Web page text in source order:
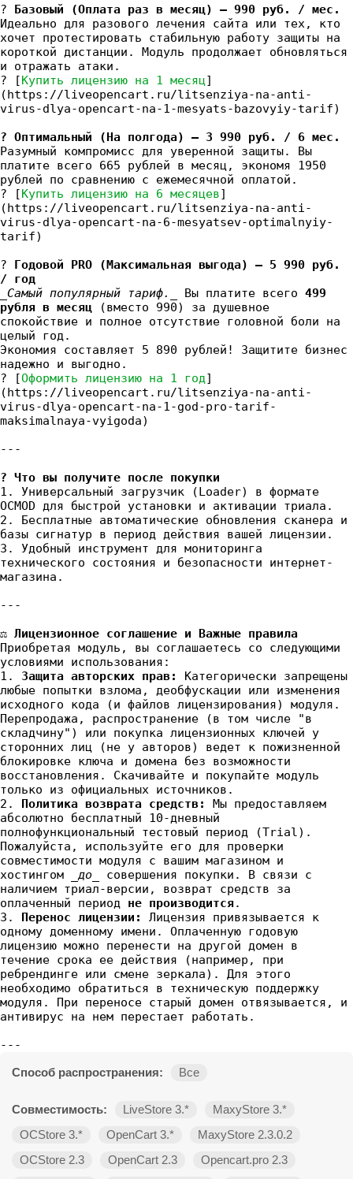
? Базовый (Оплата раз в месяц) — 990 руб. / мес.
Идеально для разового лечения сайта или тех, кто
хочет протестировать стабильную работу защиты на
короткой дистанции. Модуль продолжает обновляться
и отражать атаки.
? [Купить лицензию на 1 месяц]
(https://liveopencart.ru/litsenziya-na-anti-
virus-dlya-opencart-na-1-mesyats-bazovyiy-tarif)
? Оптимальный (На полгода) — 3 990 руб. / 6 мес.
Разумный компромисс для уверенной защиты. Вы
платите всего 665 рублей в месяц, экономя 1950
рублей по сравнению с ежемесячной оплатой.
? [Купить лицензию на 6 месяцев]
(https://liveopencart.ru/litsenziya-na-anti-
virus-dlya-opencart-na-6-mesyatsev-optimalnyiy-
tarif)
? Годовой PRO (Максимальная выгода) — 5 990 руб.
/ год
_Самый популярный тариф._
Вы платите всего 499
рубля в месяц (вместо 990) за душевное
спокойствие и полное отсутствие головной боли на
целый год.
Экономия составляет 5 890 рублей! Защитите бизнес
надежно и выгодно.
? [Оформить лицензию на 1 год]
(https://liveopencart.ru/litsenziya-na-anti-
virus-dlya-opencart-na-1-god-pro-tarif-
maksimalnaya-vyigoda)
---
? Что вы получите после покупки
1. Универсальный загрузчик (Loader) в формате
OCMOD для быстрой установки и активации триала.
2. Бесплатные автоматические обновления сканера и
базы сигнатур в период действия вашей лицензии.
3. Удобный инструмент для мониторинга
технического состояния и безопасности интернет-
магазина.
---
⚖️ Лицензионное соглашение и Важные правила
Приобретая модуль, вы соглашаетесь со следующими
условиями использования:
1. Защита авторских прав:
Категорически запрещены
любые попытки взлома, деобфускации или изменения
исходного кода (и файлов лицензирования) модуля.
Перепродажа, распространение (в том числе "в
складчину") или покупка лицензионных ключей у
сторонних лиц (не у авторов) ведет к пожизненной
блокировке ключа и домена без возможности
восстановления. Скачивайте и покупайте модуль
только из официальных источников.
2. Политика возврата средств:
Мы предоставляем
абсолютно бесплатный 10-дневный
полнофункциональный тестовый период (Trial).
Пожалуйста, используйте его для проверки
совместимости модуля с вашим магазином и
хостингом
_до_
совершения покупки. В связи с
наличием триал-версии, возврат средств за
оплаченный период не производится.
3. Перенос лицензии:
Лицензия привязывается к
одному доменному имени. Оплаченную годовую
лицензию можно перенести на другой домен в
течение срока ее действия (например, при
ребрендинге или смене зеркала). Для этого
необходимо обратиться в техническую поддержку
модуля. При переносе старый домен отвязывается, и
антивирус на нем перестает работать.
---
Способ распространения: Все
Совместимость: LiveStore 3.*
MaxyStore 3.*
OCStore 3.*
OpenCart 3.*
MaxyStore 2.3.0.2
OCStore 2.3
OpenCart 2.3 Opencart.pro 2.3